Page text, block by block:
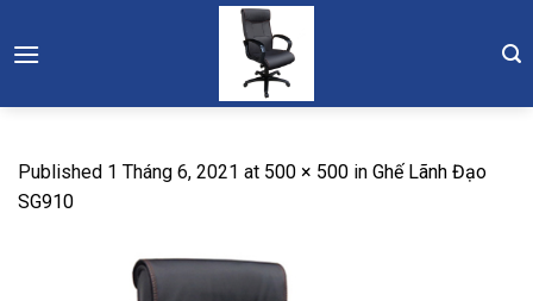
to
Published 1 Tháng 6, 2021 at 500 × 500 in Ghế Lãnh Đạo
SG910